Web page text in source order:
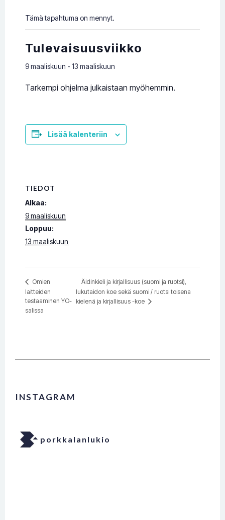
Tämä tapahtuma on mennyt.
Tulevaisuusviikko
9 maaliskuun - 13 maaliskuun
Tarkempi ohjelma julkaistaan myöhemmin.
Lisää kalenteriin
TIEDOT
Alkaa:
9 maaliskuun
Loppuu:
13 maaliskuun
Omien
laitteiden
testaaminen YO-
salissa
Äidinkieli ja kirjallisuus (suomi ja ruotsi),
lukutaidon koe sekä suomi / ruotsi toisena
kielenä ja kirjallisuus -koe
INSTAGRAM
porkkalanlukio